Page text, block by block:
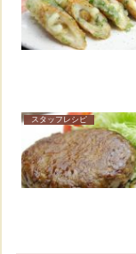
スタッフレシピ